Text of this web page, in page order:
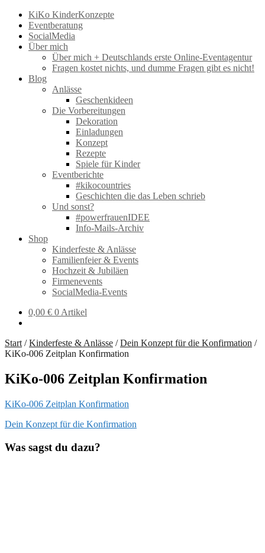
KiKo KinderKonzepte
Eventberatung
SocialMedia
Über mich
Über mich + Deutschlands erste Online-Eventagentur
Fragen kostet nichts, und dumme Fragen gibt es nicht!
Blog
Anlässe
Geschenkideen
Die Vorbereitungen
Dekoration
Einladungen
Konzept
Rezepte
Spiele für Kinder
Eventberichte
#kikocountries
Geschichten die das Leben schrieb
Und sonst?
#powerfrauenIDEE
Info-Mails-Archiv
Shop
Kinderfeste & Anlässe
Familienfeier & Events
Hochzeit & Jubiläen
Firmenevents
SocialMedia-Events
0,00 € 0 Artikel
Start /Kinderfeste & Anlässe /Dein Konzept für die Konfirmation /
KiKo-006 Zeitplan Konfirmation
KiKo-006 Zeitplan Konfirmation
KiKo-006 Zeitplan Konfirmation
Beitragsnavigation
Vorheriger
Dein Konzept für die Konfirmation
Was sagst du dazu?